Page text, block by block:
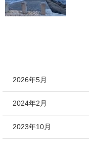
2026年5月
2024年2月
2023年10月